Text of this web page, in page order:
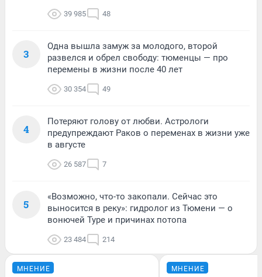
39 985 48
3
Одна вышла замуж за молодого, второй
развелся и обрел свободу: тюменцы — про
перемены в жизни после 40 лет
30 354 49
4
Потеряют голову от любви. Астрологи
предупреждают Раков о переменах в жизни уже
в августе
26 587 7
5
«Возможно, что-то закопали. Сейчас это
выносится в реку»: гидролог из Тюмени — о
вонючей Туре и причинах потопа
23 484 214
МНЕНИЕ МНЕНИЕ